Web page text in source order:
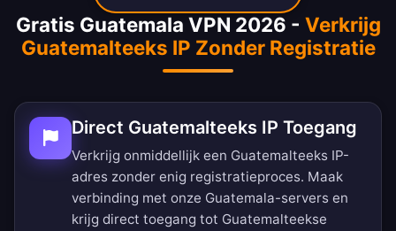
Gratis Guatemala VPN 2026 - Verkrijg
Guatemalteeks IP Zonder Registratie
Direct Guatemalteeks IP Toegang
Verkrijg onmiddellijk een Guatemalteeks IP-
adres zonder enig registratieproces. Maak
verbinding met onze Guatemala-servers en
krijg direct toegang tot Guatemalteekse